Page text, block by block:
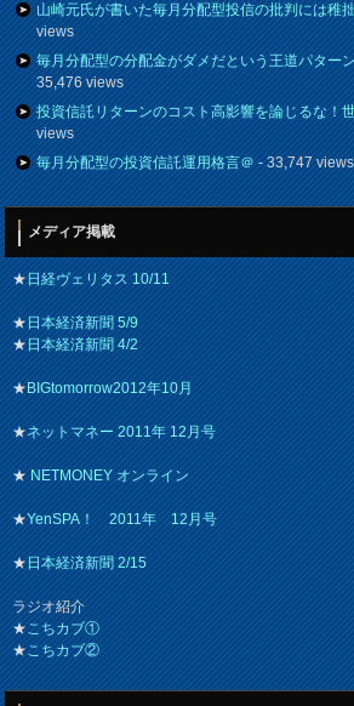
山崎元氏が書いた毎月分配型投信の批判には稚
views
毎月分配型の分配金がダメだという王道パター
35,476 views
投資信託リターンのコスト高影響を論じるな！
views
毎月分配型の投資信託運用格言＠- 33,747 views
メディア掲載
★日経ヴェリタス 10/11
★日本経済新聞 5/9
★日本経済新聞 4/2
★BIGtomorrow2012年10月
★ネットマネー 2011年 12月号
★NETMONEY オンライン
★YenSPA！ 2011年 12月号
★日本経済新聞 2/15
ラジオ紹介
★こちカブ①
★こちカブ②